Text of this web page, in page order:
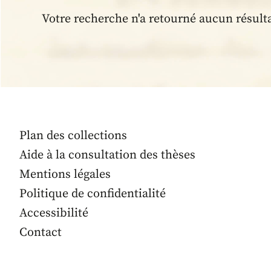
Votre recherche n'a retourné aucun
Plan des collections
Aide à la consultation des thèses
Mentions légales
Politique de confidentialité
Accessibilité
Contact